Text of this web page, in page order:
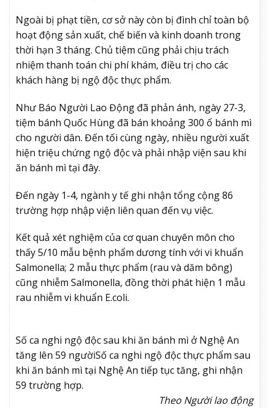
Ngoài bị phạt tiền, cơ sở này còn bị đình chỉ toàn bộ
hoạt động sản xuất, chế biến và kinh doanh trong
thời hạn 3 tháng. Chủ tiệm cũng phải chịu trách
nhiệm thanh toán chi phí khám, điều trị cho các
khách hàng bị ngộ độc thực phẩm.
Như Báo Người Lao Động đã phản ánh, ngày 27-3,
tiệm bánh Quốc Hùng đã bán khoảng 300 ổ bánh mì
cho người dân. Đến tối cùng ngày, nhiều người xuất
hiện triệu chứng ngộ độc và phải nhập viện sau khi
ăn bánh mì tại đây.
Đến ngày 1-4, ngành y tế ghi nhận tổng cộng 86
trường hợp nhập viện liên quan đến vụ việc.
Kết quả xét nghiệm của cơ quan chuyên môn cho
thấy 5/10 mẫu bệnh phẩm dương tính với vi khuẩn
Salmonella; 2 mẫu thực phẩm (rau và dăm bông)
cũng nhiễm Salmonella, đồng thời phát hiện 1 mẫu
rau nhiễm vi khuẩn E.coli.
Số ca nghi ngộ độc sau khi ăn bánh mì ở Nghệ An
tăng lên 59 ngườiSố ca nghi ngộ độc thực phẩm sau
khi ăn bánh mì tại Nghệ An tiếp tục tăng, ghi nhận
59 trường hợp.
Theo Người lao động